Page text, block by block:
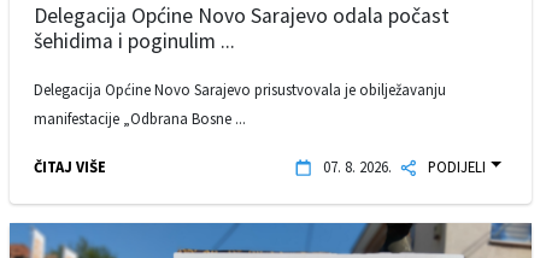
Delegacija Općine Novo Sarajevo odala počast
šehidima i poginulim ...
Delegacija Općine Novo Sarajevo prisustvovala je obilježavanju
manifestacije „Odbrana Bosne ...
ČITAJ VIŠE 07. 8. 2026. PODIJELI